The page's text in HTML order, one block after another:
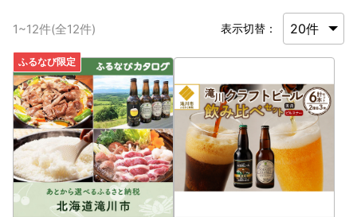
1~12件(全12件) 表示切替：